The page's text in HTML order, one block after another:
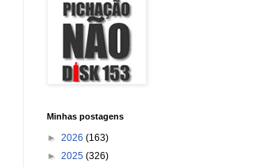
Minhas postagens
► 2026 (163)
► 2025 (326)